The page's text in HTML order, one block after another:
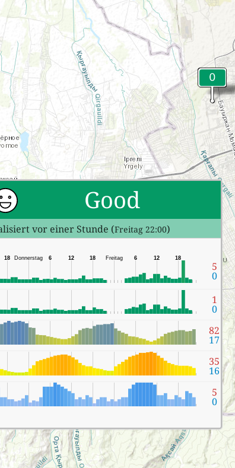
Good
vor einer Stunde (Freitag 22:00)
18
12
6
Freitag
18
12
6
Donnerstag
18
5
0
1
0
82
17
35
16
5
0